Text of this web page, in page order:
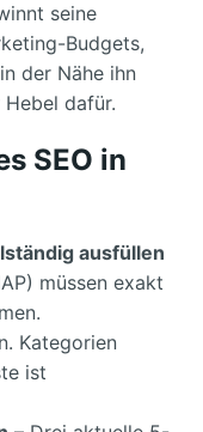
seine
Budgets,
der Nähe ihn
dafür.
SEO in
ausfüllen
müssen exakt
Kategorien
ist